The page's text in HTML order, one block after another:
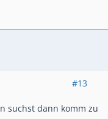
#13
suchst dann komm zu